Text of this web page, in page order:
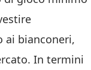
ai bianconeri,
In termini